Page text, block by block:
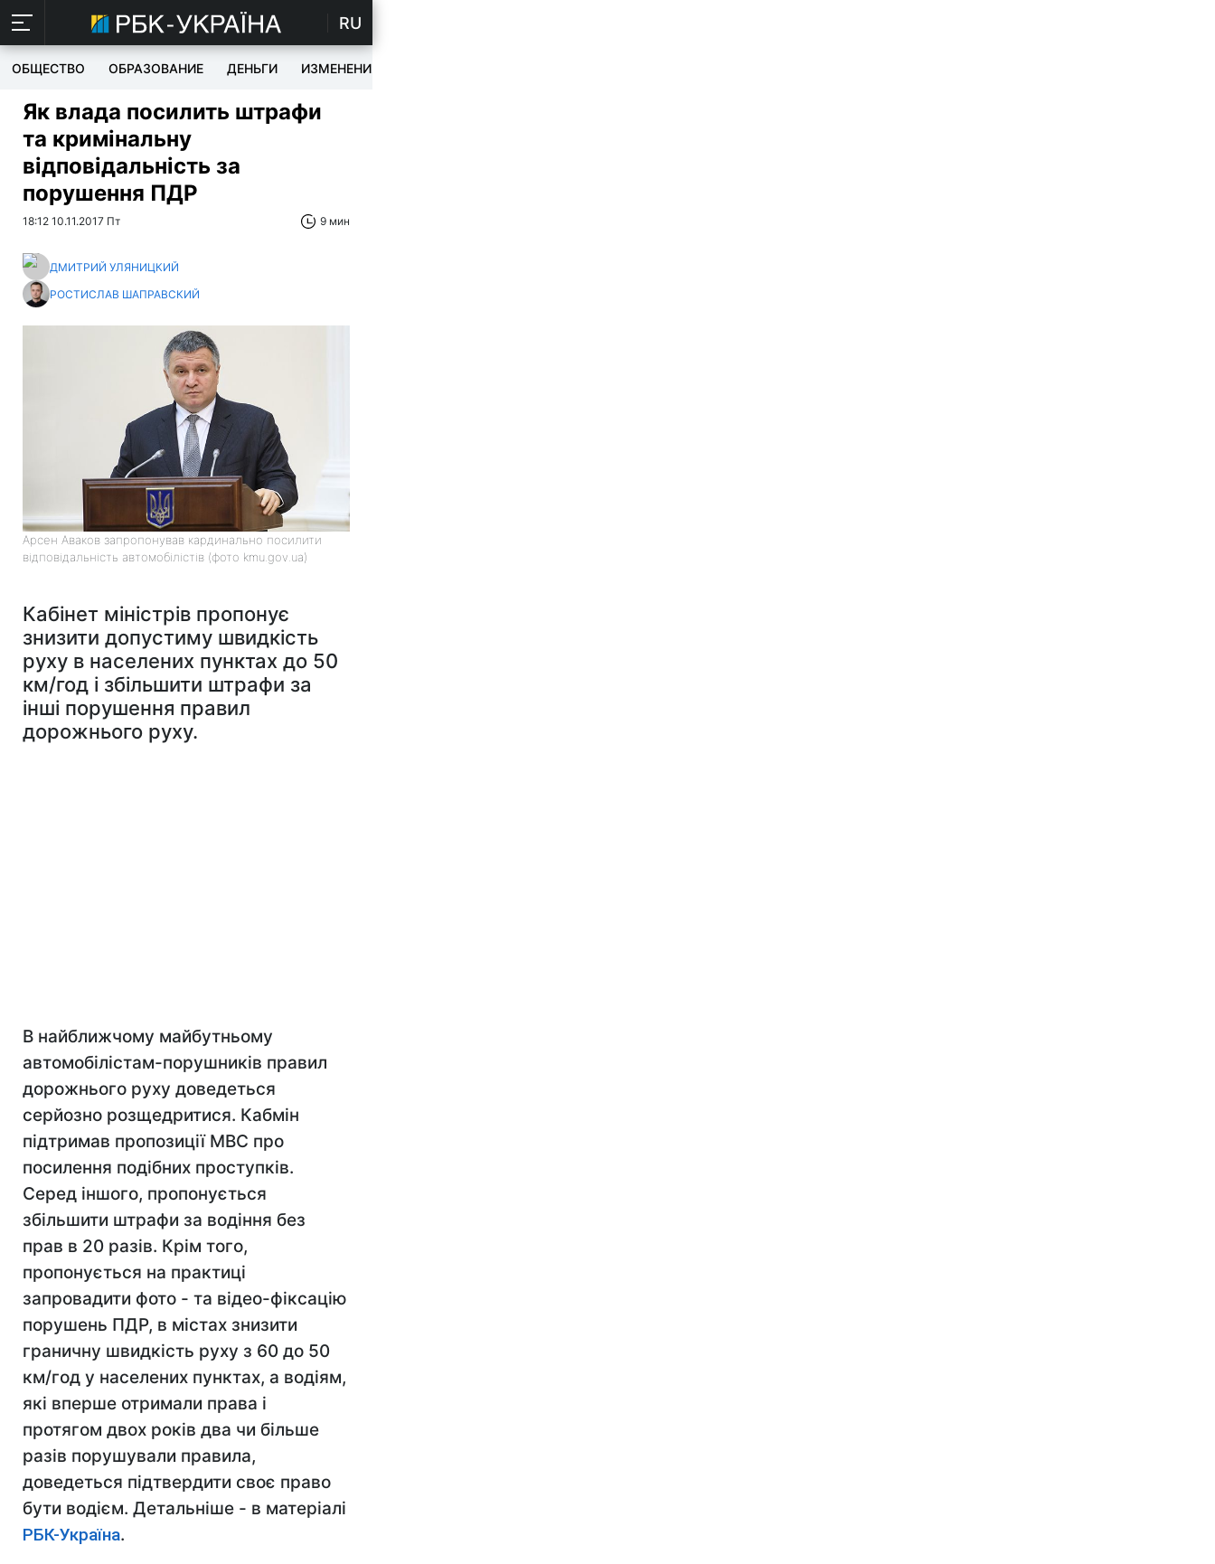
RU
ОБЩЕСТВО ОБРАЗОВАНИЕ ДЕНЬГИ ИЗМЕНЕНИЯ
Як влада посилить штрафи
та кримінальну
відповідальність за
порушення ПДР
18:12 10.11.2017 Пт 9 мин
ДМИТРИЙ УЛЯНИЦКИЙ
РОСТИСЛАВ ШАПРАВСКИЙ
Арсен Аваков запропонував кардинально посилити
відповідальність автомобілістів (фото kmu.gov.ua)
Кабінет міністрів пропонує
знизити допустиму швидкість
руху в населених пунктах до 50
км/год і збільшити штрафи за
інші порушення правил
дорожнього руху.
В найближчому майбутньому
автомобілістам-порушників правил
дорожнього руху доведеться
серйозно розщедритися. Кабмін
підтримав пропозиції МВС про
посилення подібних проступків.
Серед іншого, пропонується
збільшити штрафи за водіння без
прав в 20 разів. Крім того,
пропонується на практиці
запровадити фото - та відео-фіксацію
порушень ПДР, в містах знизити
граничну швидкість руху з 60 до 50
км/год у населених пунктах, а водіям,
які вперше отримали права і
протягом двох років два чи більше
разів порушували правила,
доведеться підтвердити своє право
бути водієм. Детальніше - в матеріалі
РБК-Україна.